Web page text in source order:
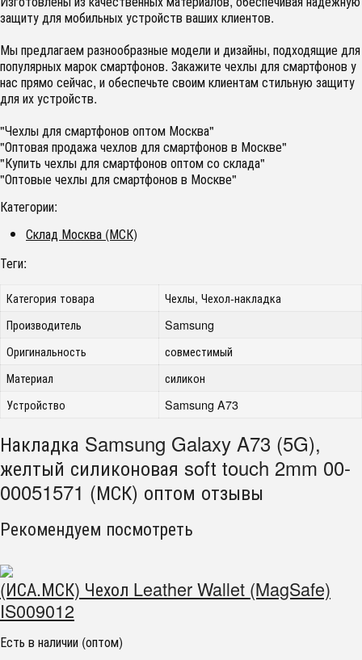
защиту для мобильных устройств ваших клиентов.
Мы предлагаем разнообразные модели и дизайны, подходящие для
популярных марок смартфонов. Закажите чехлы для смартфонов у
нас прямо сейчас, и обеспечьте своим клиентам стильную защиту
для их устройств.
"Чехлы для смартфонов оптом Москва"
"Оптовая продажа чехлов для смартфонов в Москве"
"Купить чехлы для смартфонов оптом со склада"
"Оптовые чехлы для смартфонов в Москве"
Категории:
Склад Москва (МСК)
Теги:
Категория товара
Чехлы, Чехол-накладка
Производитель
Samsung
Оригинальность
совместимый
Материал
силикон
Устройство
Samsung A73
Накладка Samsung Galaxy A73 (5G),
желтый силиконовая soft touch 2mm 00-
00051571 (МСК) оптом отзывы
Рекомендуем посмотреть
(ИСА.МСК) Чехол Leather Wallet (MagSafe)
IS009012
Есть в наличии (оптом)